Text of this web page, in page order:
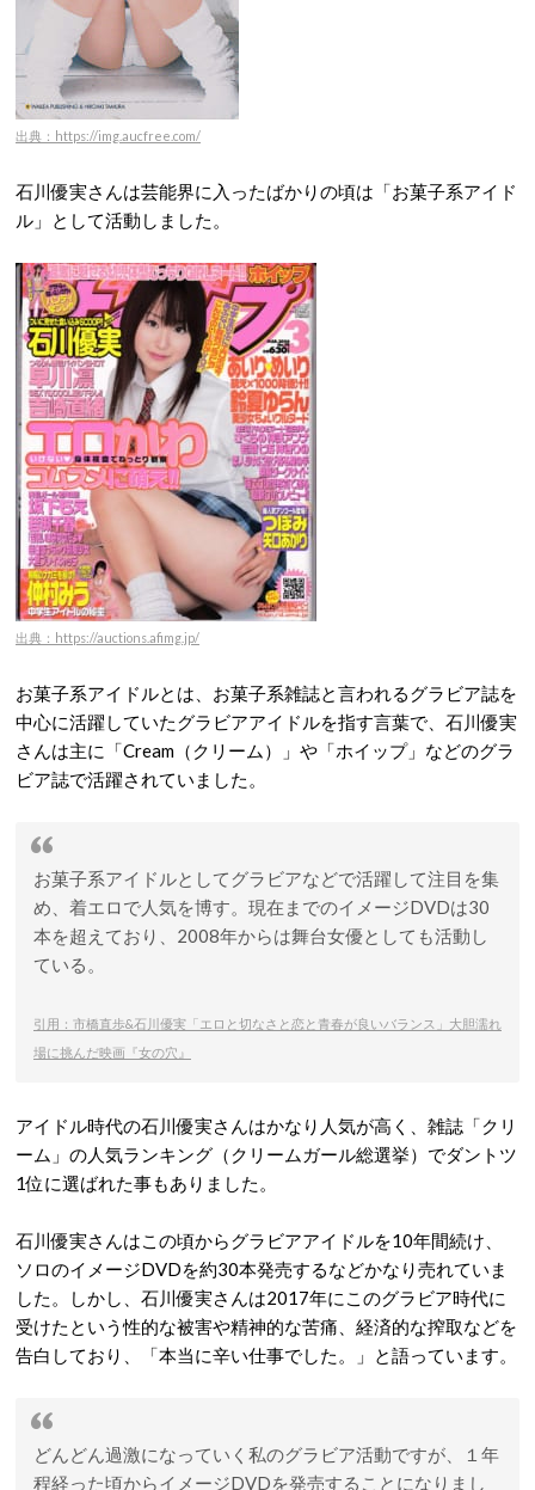
出典：https://img.aucfree.com/
石川優実さんは芸能界に入ったばかりの頃は「お菓子系アイド
ル」として活動しました。
出典：https://auctions.afimg.jp/
お菓子系アイドルとは、お菓子系雑誌と言われるグラビア誌を
中心に活躍していたグラビアアイドルを指す言葉で、石川優実
さんは主に「Cream（クリーム）」や「ホイップ」などのグラ
ビア誌で活躍されていました。
お菓子系アイドルとしてグラビアなどで活躍して注目を集
め、着エロで人気を博す。現在までのイメージDVDは30
本を超えており、2008年からは舞台女優としても活動し
ている。
引用：市橋直歩&石川優実「エロと切なさと恋と青春が良いバランス」大胆濡れ
場に挑んだ映画『女の穴』
アイドル時代の石川優実さんはかなり人気が高く、雑誌「クリ
ーム」の人気ランキング（クリームガール総選挙）でダントツ
1位に選ばれた事もありました。
石川優実さんはこの頃からグラビアアイドルを10年間続け、
ソロのイメージDVDを約30本発売するなどかなり売れていま
した。しかし、石川優実さんは2017年にこのグラビア時代に
受けたという性的な被害や精神的な苦痛、経済的な搾取などを
告白しており、「本当に辛い仕事でした。」と語っています。
どんどん過激になっていく私のグラビア活動ですが、１年
程経った頃からイメージDVDを発売することになりまし